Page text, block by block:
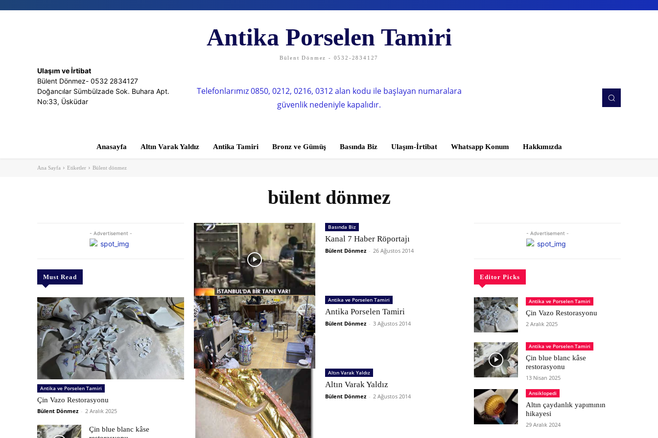
Antika Porselen Tamiri
Bülent Dönmez - 0532-2834127
Ulaşım ve İrtibat
Bülent Dönmez- 0532 2834127
Doğancılar Sümbülzade Sok. Buhara Apt.
No:33, Üsküdar
Telefonlarımız 0850, 0212, 0216, 0312 alan kodu ile başlayan numaralara
güvenlik nedeniyle kapalıdır.
Anasayfa Altın Varak Yaldız Antika Tamiri Bronz ve Gümüş Basında Biz Ulaşım-İrtibat Whatsapp Konum Hakkımızda
Ana Sayfa Etiketler Bülent dönmez
bülent dönmez
- Advertisement -
Must Read
Antika ve Porselen Tamiri
Çin Vazo Restorasyonu
Bülent Dönmez - 2 Aralık 2025
Çin blue blanc kâse
Basında Biz
Kanal 7 Haber Röportajı
Bülent Dönmez - 26 Ağustos 2014
Antika ve Porselen Tamiri
Antika Porselen Tamiri
Bülent Dönmez - 3 Ağustos 2014
Altın Varak Yaldız
Altın Varak Yaldız
Bülent Dönmez - 2 Ağustos 2014
- Advertisement -
Editor Picks
Antika ve Porselen Tamiri
Çin Vazo Restorasyonu
2 Aralık 2025
Antika ve Porselen Tamiri
Çin blue blanc kâse
restorasyonu
13 Nisan 2025
Ansiklopedi
Altın çaydanlık yapımının
hikayesi
29 Aralık 2024